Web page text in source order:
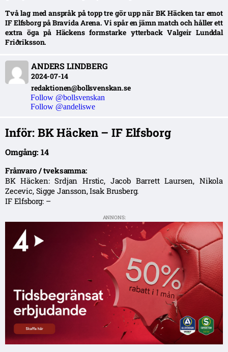
Två lag med anspråk på topp tre gör upp när BK Häcken tar emot
IF Elfsborg på Bravida Arena. Vi spår en jämn match och håller ett
extra öga på Häckens formstarke ytterback Valgeir Lunddal
Friðriksson.
ANDERS LINDBERG
2024-07-14
redaktionen@bollsvenskan.se
Follow @bollsvenskan
Follow @andeliswe
Inför: BK Häcken – IF Elfsborg
Omgång: 14
Frånvaro / tveksamma:
BK Häcken: Srdjan Hrstic, Jacob Barrett Laursen, Nikola
Zecevic, Sigge Jansson, Isak Brusberg.
IF Elfsborg: –
ANNONS: